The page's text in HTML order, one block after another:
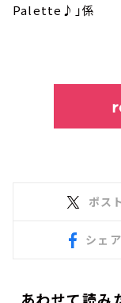
Palette♪」係
ポスト
シェア